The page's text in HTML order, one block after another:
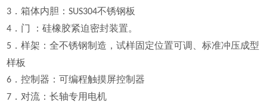
3 ．箱体内胆：SUS304不锈钢板
4 ．门 ：硅橡胶紧迫密封装置。
5 ．样架：全不锈钢制造，试样固定位置可调、标准冲压成型
样板
6 ．控制器：可编程触摸屏控制器
7 ．对流：长轴专用电机